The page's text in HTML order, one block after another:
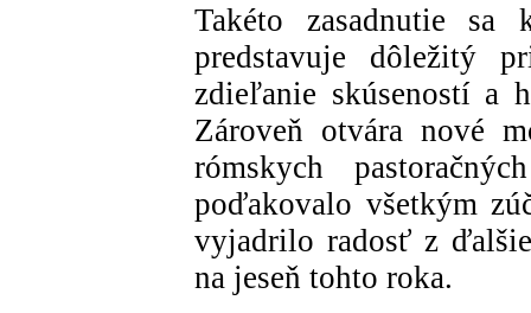
Takéto zasadnutie
predstavuje dôležitý
zdieľanie skúseností a
Zároveň otvára nové
rómskych
poďakovalo všetkým
vyjadrilo radosť z
na jeseň tohto roka.